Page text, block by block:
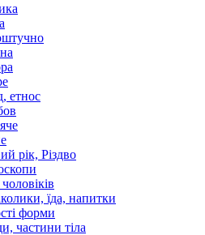
етнос
рік, Різдво
їда, напитки
форми
частини тіла